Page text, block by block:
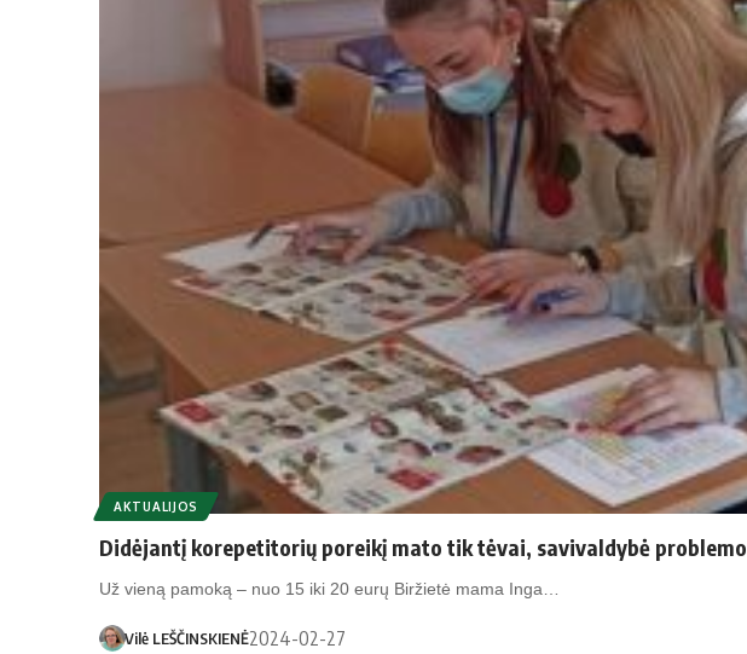
AKTUALIJOS
Didėjantį korepetitorių poreikį mato tik tėvai, savivaldybė
Už vieną pamoką – nuo 15 iki 20 eurų Biržietė mama Inga…
Vilė LEŠČINSKIENĖ2024-02-27